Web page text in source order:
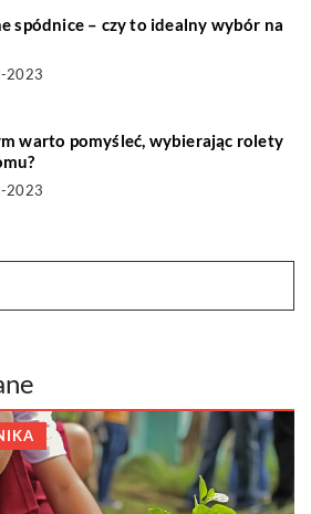
spódnice – czy to idealny wybór na
2023
warto pomyśleć, wybierając rolety
2023